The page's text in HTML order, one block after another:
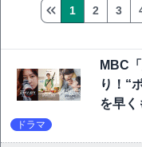
1 2 3
MBC
り！“
を早く
ドラマ